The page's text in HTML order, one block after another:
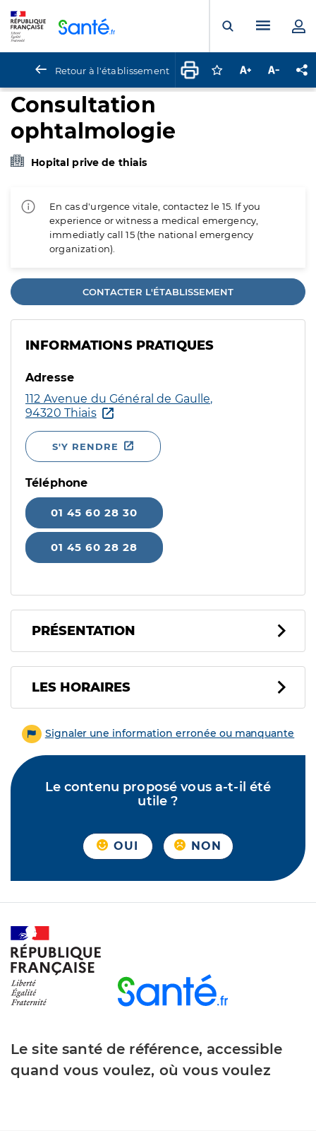
Ouvrir laMenu
Retour à l'établissement Connectez-vous
Augmenter la
Consultation
ophtalmologie
Hopital prive de thiais
En cas d'urgence vitale, contactez le 15. If you
experience or witness a medical emergency,
immediatly call 15 (the national emergency
organization).
CONTACTER L'ÉTABLISSEMENT
INFORMATIONS PRATIQUES
Adresse
112 Avenue du Général de Gaulle,
94320 Thiais
S'Y RENDRE
Téléphone
01 45 60 28 30
01 45 60 28 28
PRÉSENTATION
LES HORAIRES
Signaler une information erronée ou manquante
Le contenu proposé vous a-t-il été
utile ?
OUI NON
Le site santé de référence, accessible
quand vous voulez, où vous voulez